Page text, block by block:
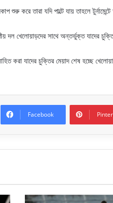
শুরু করে তারা যদি পাল্টে যায় তাহলে
দল খেলোয়াড়দের সাথে অন্তর্ভুক্ত যাদের
করা যাদের চুক্তির মেয়াদ শেষ হচ্ছে
Facebook